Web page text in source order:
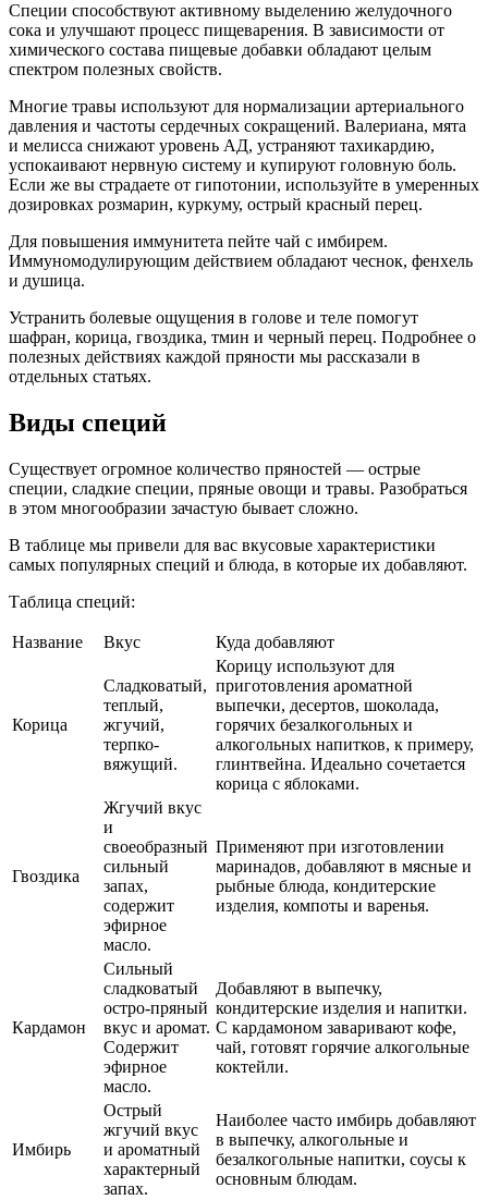
Специи способствуют активному выделению желудочного
сока и улучшают процесс пищеварения. В зависимости от
химического состава пищевые добавки обладают целым
спектром полезных свойств.
Многие травы используют для нормализации артериального
давления и частоты сердечных сокращений. Валериана, мята
и мелисса снижают уровень АД, устраняют тахикардию,
успокаивают нервную систему и купируют головную боль.
Если же вы страдаете от гипотонии, используйте в умеренных
дозировках розмарин, куркуму, острый красный перец.
Для повышения иммунитета пейте чай с имбирем.
Иммуномодулирующим действием обладают чеснок, фенхель
и душица.
Устранить болевые ощущения в голове и теле помогут
шафран, корица, гвоздика, тмин и черный перец. Подробнее о
полезных действиях каждой пряности мы рассказали в
отдельных статьях.
Виды специй
Существует огромное количество пряностей — острые
специи, сладкие специи, пряные овощи и травы. Разобраться
в этом многообразии зачастую бывает сложно.
В таблице мы привели для вас вкусовые характеристики
самых популярных специй и блюда, в которые их добавляют.
Таблица специй:
Название Вкус Куда добавляют
Корица
Сладковатый,
теплый,
жгучий,
терпко-
вяжущий.
Корицу используют для
приготовления ароматной
выпечки, десертов, шоколада,
горячих безалкогольных и
алкогольных напитков, к примеру,
глинтвейна. Идеально сочетается
корица с яблоками.
Гвоздика
Жгучий вкус
и
своеобразный
сильный
запах,
содержит
эфирное
масло.
Применяют при изготовлении
маринадов, добавляют в мясные и
рыбные блюда, кондитерские
изделия, компоты и варенья.
Кардамон
Сильный
сладковатый
остро-пряный
вкус и аромат.
Содержит
эфирное
масло.
Добавляют в выпечку,
кондитерские изделия и напитки.
С кардамоном заваривают кофе,
чай, готовят горячие алкогольные
коктейли.
Имбирь
Острый
жгучий вкус
и ароматный
характерный
запах.
Наиболее часто имбирь добавляют
в выпечку, алкогольные и
безалкогольные напитки, соусы к
основным блюдам.